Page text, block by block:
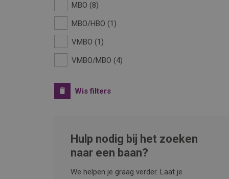
MBO
8
MBO/HBO
1
VMBO
1
VMBO/MBO
4
Wis filters
Hulp nodig bij het zoeken
naar een baan?
We helpen je graag verder. Laat je